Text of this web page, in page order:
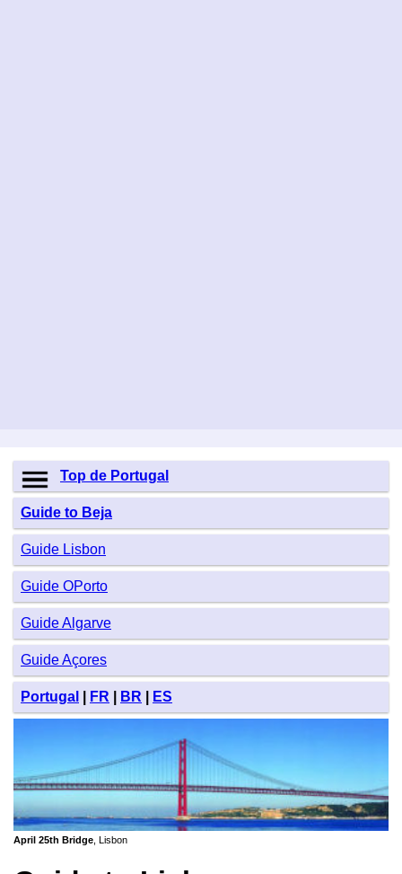
Top de Portugal
Guide to Beja
Guide Lisbon
Guide OPorto
Guide Algarve
Guide Açores
Portugal FR BR ES
April 25th Bridge , Lisbon